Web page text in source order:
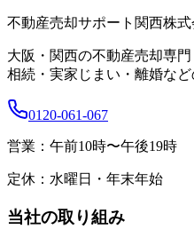
不動産売却サポート関西株式
大阪・関西の不動産売却専門
相続・実家じまい・離婚な
0120-061-067
営業： 午前10時〜午後19時
定休： 水曜日・年末年始
当社の取り組み